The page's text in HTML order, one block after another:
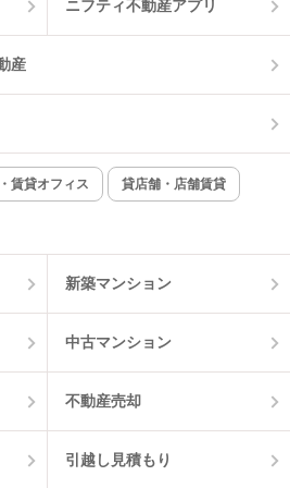
オートロック
インターネット無料
ニフティ不動産アプリ
産
賃貸オフィス 貸店舗・店舗賃貸
新築マンション
中古マンション
不動産売却
引越し見積もり